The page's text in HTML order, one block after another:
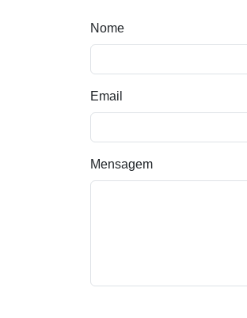
Nome
Email
Mensagem